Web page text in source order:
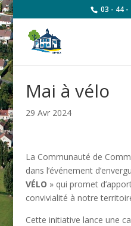
03 - 44 -
Mai à vélo
29 Avr 2024
La Communauté de
dans l’événement
VÉLO » qui promet
convivialité à notre
Cette initiative lance une